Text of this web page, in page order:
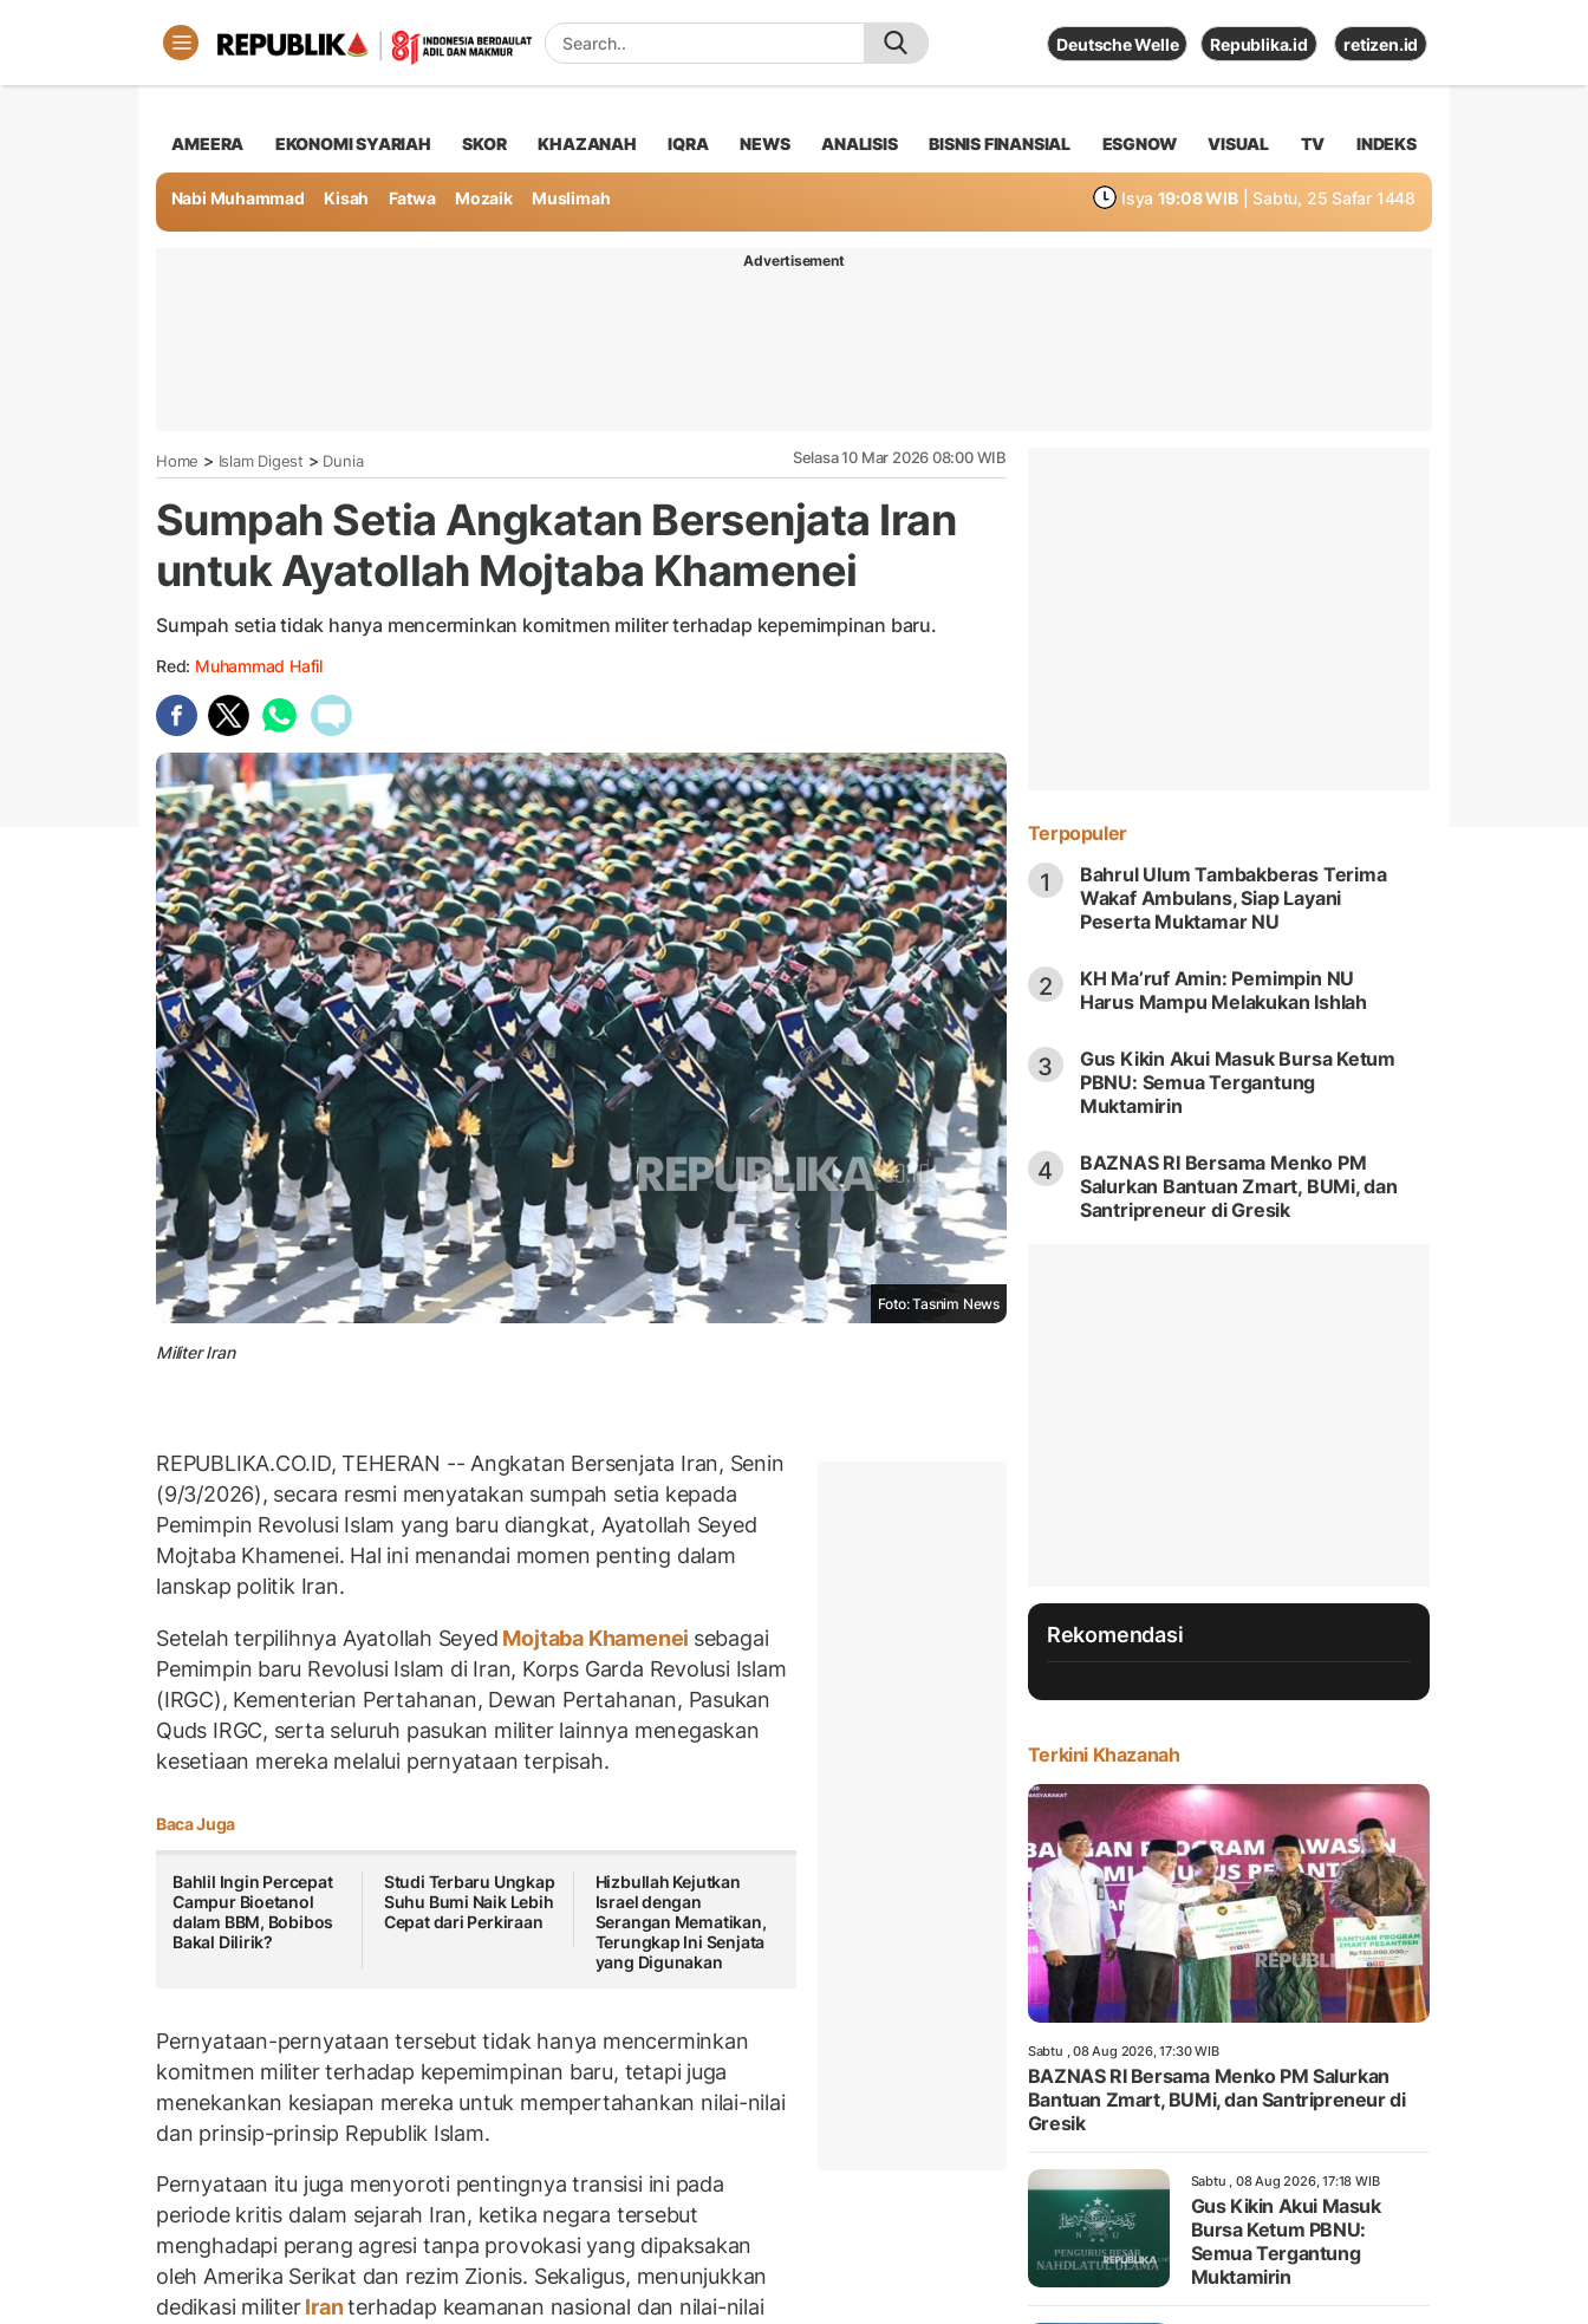
Deutsche Welle Republika.id retizen.id
AMEERA EKONOMI SYARIAH SKOR KHAZANAH IQRA NEWS ANALISIS BISNIS FINANSIAL ESGNOW VISUAL TV INDEKS
Nabi Muhammad Kisah Fatwa Mozaik Muslimah Isya 19:08 WIB | Sabtu, 25 Safar 1448
Advertisement
Home > Islam Digest > Dunia Selasa 10 Mar 2026 08:00 WIB
Sumpah Setia Angkatan Bersenjata Iran
untuk Ayatollah Mojtaba Khamenei
Sumpah setia tidak hanya mencerminkan komitmen militer terhadap kepemimpinan baru.
Red: Muhammad Hafil
Foto: Tasnim News
Militer Iran
REPUBLIKA.CO.ID, TEHERAN -- Angkatan Bersenjata Iran, Senin
(9/3/2026), secara resmi menyatakan sumpah setia kepada
Pemimpin Revolusi Islam yang baru diangkat, Ayatollah Seyed
Mojtaba Khamenei. Hal ini menandai momen penting dalam
lanskap politik Iran.
Setelah terpilihnya Ayatollah Seyed Mojtaba Khamenei sebagai
Pemimpin baru Revolusi Islam di Iran, Korps Garda Revolusi Islam
(IRGC), Kementerian Pertahanan, Dewan Pertahanan, Pasukan
Quds IRGC, serta seluruh pasukan militer lainnya menegaskan
kesetiaan mereka melalui pernyataan terpisah.
Baca Juga
Bahlil Ingin Percepat
Campur Bioetanol
dalam BBM, Bobibos
Bakal Dilirik?
Studi Terbaru Ungkap
Suhu Bumi Naik Lebih
Cepat dari Perkiraan
Hizbullah Kejutkan
Israel dengan
Serangan Mematikan,
Terungkap Ini Senjata
yang Digunakan
Pernyataan-pernyataan tersebut tidak hanya mencerminkan
komitmen militer terhadap kepemimpinan baru, tetapi juga
menekankan kesiapan mereka untuk mempertahankan nilai-nilai
dan prinsip-prinsip Republik Islam.
Pernyataan itu juga menyoroti pentingnya transisi ini pada
periode kritis dalam sejarah Iran, ketika negara tersebut
menghadapi perang agresi tanpa provokasi yang dipaksakan
oleh Amerika Serikat dan rezim Zionis. Sekaligus, menunjukkan
dedikasi militerIranterhadap keamanan nasional dan nilai-nilai
Terpopuler
1
Bahrul Ulum Tambakberas Terima
Wakaf Ambulans, Siap Layani
Peserta Muktamar NU
2
KH Ma’ruf Amin: Pemimpin NU
Harus Mampu Melakukan Ishlah
3
Gus Kikin Akui Masuk Bursa Ketum
PBNU: Semua Tergantung
Muktamirin
4
BAZNAS RI Bersama Menko PM
Salurkan Bantuan Zmart, BUMi, dan
Santripreneur di Gresik
Rekomendasi
Terkini Khazanah
Sabtu , 08 Aug 2026, 17:30 WIB
BAZNAS RI Bersama Menko PM Salurkan
Bantuan Zmart, BUMi, dan Santripreneur di
Gresik
Sabtu , 08 Aug 2026, 17:18 WIB
Gus Kikin Akui Masuk
Bursa Ketum PBNU:
Semua Tergantung
Muktamirin